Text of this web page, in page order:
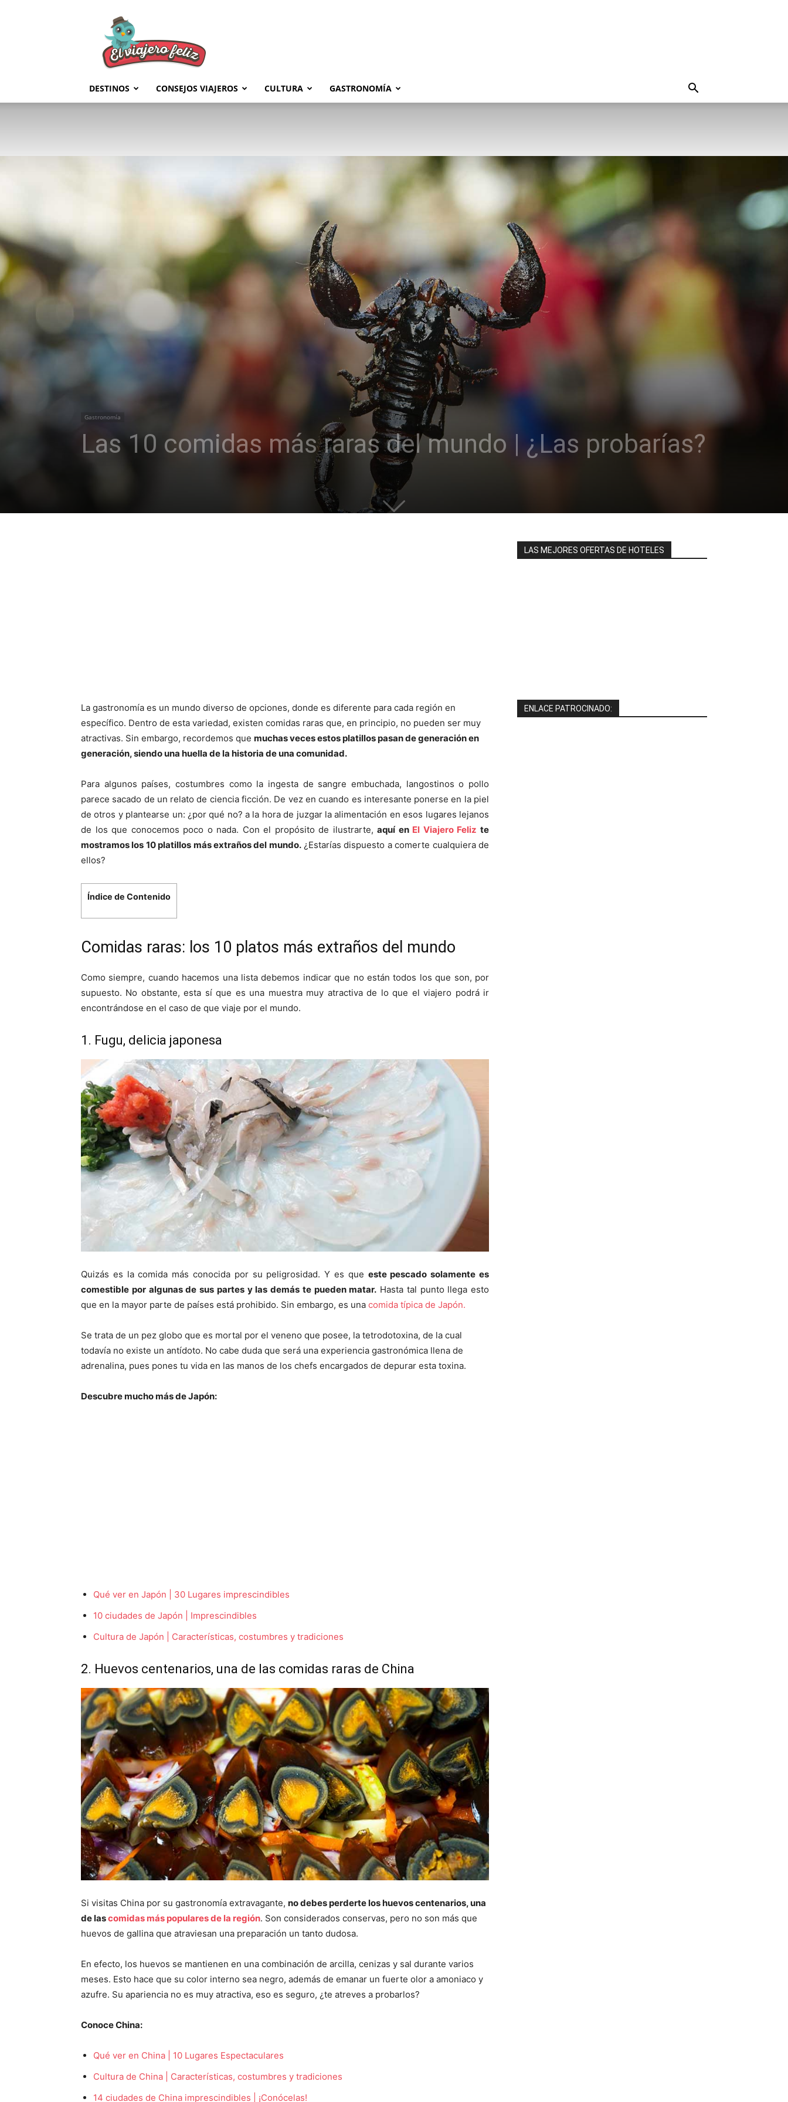
Feliz
DESTINOS CONSEJOS VIAJEROS CULTURA GASTRONOMÍA
Gastronomía
Las 10 comidas más raras del mundo | ¿Las probarías?
La gastronomía es un mundo diverso de opciones, donde es diferente para cada región en
específico. Dentro de esta variedad, existen comidas raras que, en principio, no pueden ser muy
atractivas. Sin embargo, recordemos que muchas veces estos platillos pasan de generación en
generación, siendo una huella de la historia de una comunidad.
Para algunos países, costumbres como la ingesta de sangre embuchada, langostinos o pollo
parece sacado de un relato de ciencia ficción. De vez en cuando es interesante ponerse en la piel
de otros y plantearse un: ¿por qué no? a la hora de juzgar la alimentación en esos lugares lejanos
de los que conocemos poco o nada. Con el propósito de ilustrarte,aquí en El Viajero Feliz te
mostramos los 10 platillos más extraños del mundo.¿Estarías dispuesto a comerte cualquiera de
ellos?
Índice de Contenido
Comidas raras: los 10 platos más extraños del mundo
Como siempre, cuando hacemos una lista debemos indicar que no están todos los que son, por
supuesto. No obstante, esta sí que es una muestra muy atractiva de lo que el viajero podrá ir
encontrándose en el caso de que viaje por el mundo.
1. Fugu, delicia japonesa
Quizás es la comida más conocida por su peligrosidad. Y es que este pescado solamente es
comestible por algunas de sus partes y las demás te pueden matar. Hasta tal punto llega esto
que en la mayor parte de países está prohibido. Sin embargo, es una comida típica de Japón.
Se trata de un pez globo que es mortal por el veneno que posee, la tetrodotoxina, de la cual
todavía no existe un antídoto. No cabe duda que será una experiencia gastronómica llena de
adrenalina, pues pones tu vida en las manos de los chefs encargados de depurar esta toxina.
Descubre mucho más de Japón:
Qué ver en Japón | 30 Lugares imprescindibles
10 ciudades de Japón | Imprescindibles
Cultura de Japón | Características, costumbres y tradiciones
2. Huevos centenarios, una de las comidas raras de China
Si visitas China por su gastronomía extravagante, no debes perderte los huevos centenarios, una
de lascomidas más populares de la región. Son considerados conservas, pero no son más que
huevos de gallina que atraviesan una preparación un tanto dudosa.
En efecto, los huevos se mantienen en una combinación de arcilla, cenizas y sal durante varios
meses. Esto hace que su color interno sea negro, además de emanar un fuerte olor a amoniaco y
azufre. Su apariencia no es muy atractiva, eso es seguro, ¿te atreves a probarlos?
Conoce China:
Qué ver en China | 10 Lugares Espectaculares
Cultura de China | Características, costumbres y tradiciones
14 ciudades de China imprescindibles | ¡Conócelas!
LAS MEJORES OFERTAS DE HOTELES
ENLACE PATROCINADO: